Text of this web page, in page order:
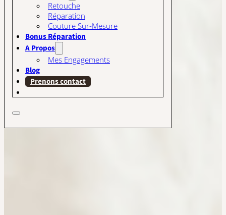
Retouche
Réparation
Couture Sur-Mesure
Bonus Réparation
A Propos
Mes Engagements
Blog
Prenons contact